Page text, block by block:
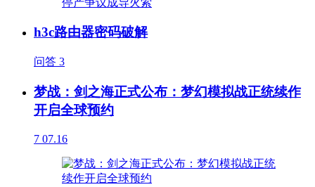
h3c路由器密码破解
问答 3
梦战：剑之海正式公布：梦幻模拟战正统续作
开启全球预约
7 07.16